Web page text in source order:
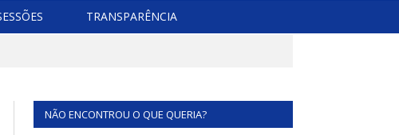
TRANSPARÊNCIA
NÃO ENCONTROU O QUE QUERIA?